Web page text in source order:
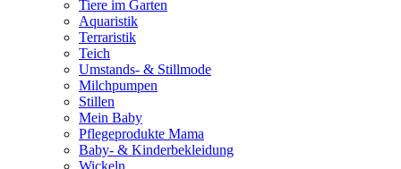
Tiere im Garten
Aquaristik
Terraristik
Teich
Umstands- & Stillmode
Milchpumpen
Stillen
Mein Baby
Pflegeprodukte Mama
Baby- & Kinderbekleidung
Wickeln